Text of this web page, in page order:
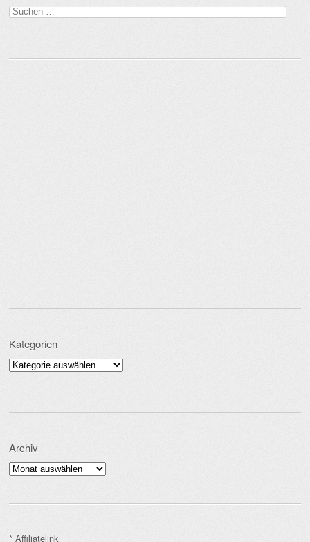
Suchen
nach:
Kategorien
Kategorien
Archiv
Archiv
* Affiliatelink